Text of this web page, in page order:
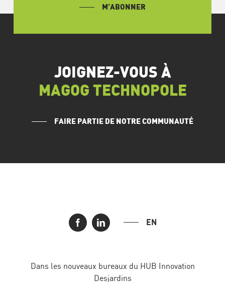
M’ABONNER
JOIGNEZ-VOUS À
MAGOG TECHNOPOLE
FAIRE PARTIE DE NOTRE COMMUNAUTÉ
EN
Dans les nouveaux bureaux du HUB Innovation
Desjardins